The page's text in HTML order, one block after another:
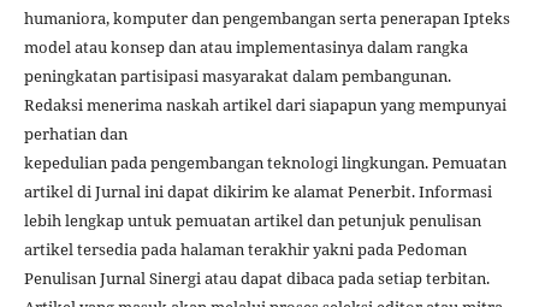
humaniora, komputer dan pengembangan serta penerapan Ipteks
model atau konsep dan atau implementasinya dalam rangka
peningkatan partisipasi masyarakat dalam pembangunan.
Redaksi menerima naskah artikel dari siapapun yang mempunyai
perhatian dan
kepedulian pada pengembangan teknologi lingkungan. Pemuatan
artikel di Jurnal ini dapat dikirim ke alamat Penerbit. Informasi
lebih lengkap untuk pemuatan artikel dan petunjuk penulisan
artikel tersedia pada halaman terakhir yakni pada Pedoman
Penulisan Jurnal Sinergi atau dapat dibaca pada setiap terbitan.